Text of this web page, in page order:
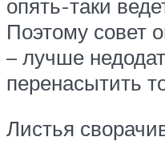
опять-таки
Поэтому совет
– лучше
перенасытить
Листья